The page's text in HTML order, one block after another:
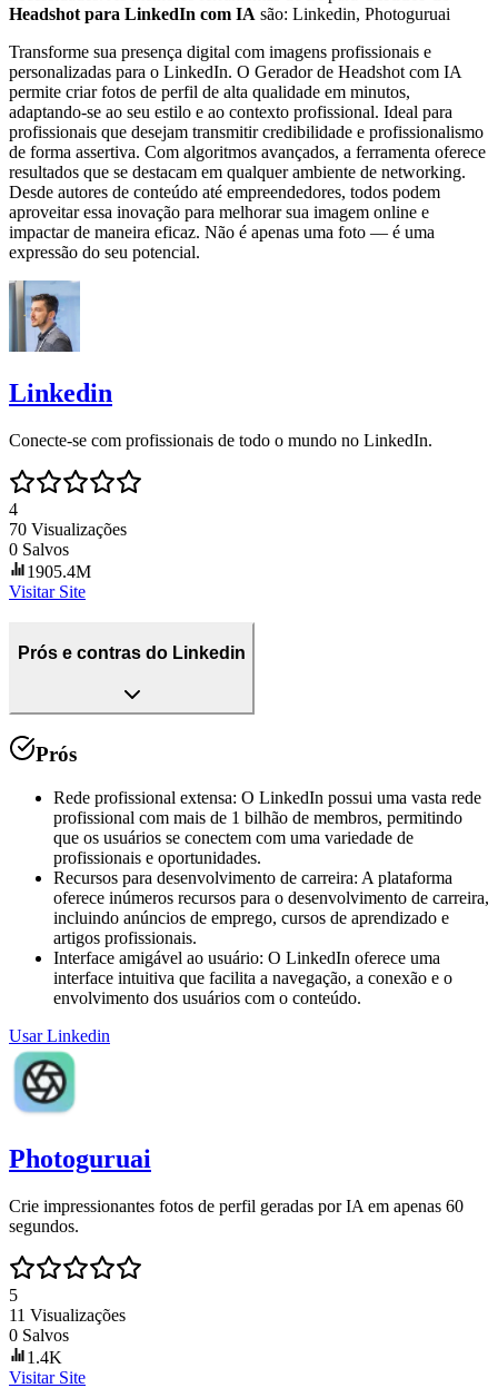
Headshot para LinkedIn com IA são: Linkedin, Photoguruai
Transforme sua presença digital com imagens profissionais e
personalizadas para o LinkedIn. O Gerador de Headshot com IA
permite criar fotos de perfil de alta qualidade em minutos,
adaptando-se ao seu estilo e ao contexto profissional. Ideal para
profissionais que desejam transmitir credibilidade e profissionalismo
de forma assertiva. Com algoritmos avançados, a ferramenta oferece
resultados que se destacam em qualquer ambiente de networking.
Desde autores de conteúdo até empreendedores, todos podem
aproveitar essa inovação para melhorar sua imagem online e
impactar de maneira eficaz. Não é apenas uma foto — é uma
expressão do seu potencial.
Linkedin
Conecte-se com profissionais de todo o mundo no LinkedIn.
4
70 Visualizações
0 Salvos
1905.4M
Visitar Site
Prós e contras do Linkedin
Prós
Rede profissional extensa: O LinkedIn possui uma vasta rede
profissional com mais de 1 bilhão de membros, permitindo
que os usuários se conectem com uma variedade de
profissionais e oportunidades.
Recursos para desenvolvimento de carreira: A plataforma
oferece inúmeros recursos para o desenvolvimento de carreira,
incluindo anúncios de emprego, cursos de aprendizado e
artigos profissionais.
Interface amigável ao usuário: O LinkedIn oferece uma
interface intuitiva que facilita a navegação, a conexão e o
envolvimento dos usuários com o conteúdo.
Usar Linkedin
Photoguruai
Crie impressionantes fotos de perfil geradas por IA em apenas 60
segundos.
5
11 Visualizações
0 Salvos
1.4K
Visitar Site